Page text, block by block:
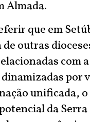
Almada.
que em
outras
com
por
unificada,
da